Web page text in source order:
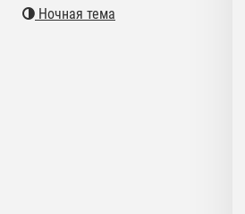
Ночная тема